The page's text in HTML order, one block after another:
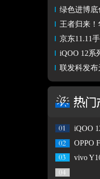
绿色进博底色：三
王者归来！华为单周销量
京东11.11手机竞速排行榜
iQOO 12系
联发科发布天玑
iQOO
OPPO
vivo